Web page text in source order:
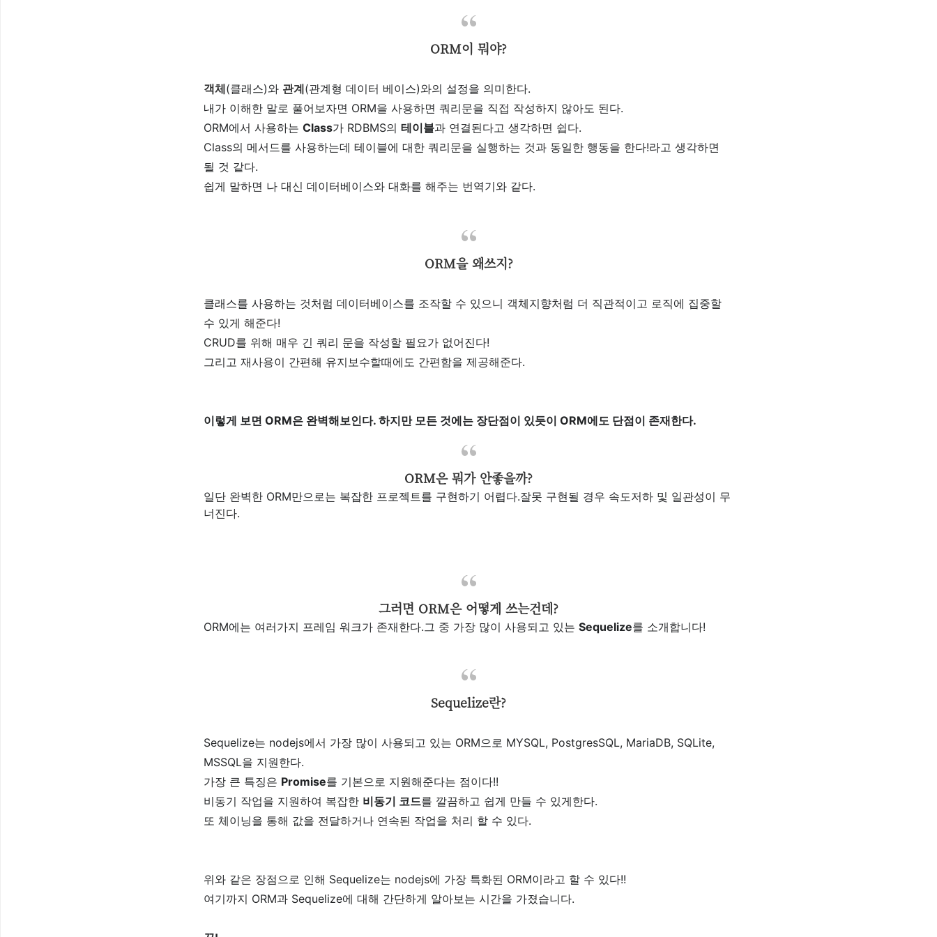
ORM이 뭐야?
객체(클래스)와 관계(관계형 데이터 베이스)와의 설정을 의미한다.
내가 이해한 말로 풀어보자면 ORM을 사용하면 쿼리문을 직접 작성하지 않아도 된다.
ORM에서 사용하는 Class가 RDBMS의 테이블과 연결된다고 생각하면 쉽다.
Class의 메서드를 사용하는데 테이블에 대한 쿼리문을 실행하는 것과 동일한 행동을 한다!라고 생각하면
될 것 같다.
쉽게 말하면 나 대신 데이터베이스와 대화를 해주는 번역기와 같다.
ORM을 왜쓰지?
클래스를 사용하는 것처럼 데이터베이스를 조작할 수 있으니 객체지향처럼 더 직관적이고 로직에 집중할
수 있게 해준다!
CRUD를 위해 매우 긴 쿼리 문을 작성할 필요가 없어진다!
그리고 재사용이 간편해 유지보수할때에도 간편함을 제공해준다.
이렇게 보면 ORM은 완벽해보인다. 하지만 모든 것에는 장단점이 있듯이 ORM에도 단점이 존재한다.
ORM은 뭐가 안좋을까?
일단 완벽한 ORM만으로는 복잡한 프로젝트를 구현하기 어렵다.잘못 구현될 경우 속도저하 및 일관성이 무
너진다.
그러면 ORM은 어떻게 쓰는건데?
ORM에는 여러가지 프레임 워크가 존재한다.그 중 가장 많이 사용되고 있는 Sequelize를 소개합니다!
Sequelize란?
Sequelize는 nodejs에서 가장 많이 사용되고 있는 ORM으로 MYSQL, PostgresSQL, MariaDB, SQLite,
MSSQL을 지원한다.
가장 큰 특징은 Promise를 기본으로 지원해준다는 점이다!!
비동기 작업을 지원하여 복잡한 비동기 코드를 깔끔하고 쉽게 만들 수 있게한다.
또 체이닝을 통해 값을 전달하거나 연속된 작업을 처리 할 수 있다.
위와 같은 장점으로 인해 Sequelize는 nodejs에 가장 특화된 ORM이라고 할 수 있다!!
여기까지 ORM과 Sequelize에 대해 간단하게 알아보는 시간을 가졌습니다.